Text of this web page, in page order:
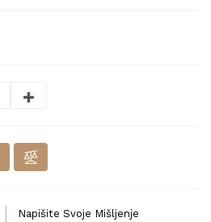
Napišite Svoje Mišljenje